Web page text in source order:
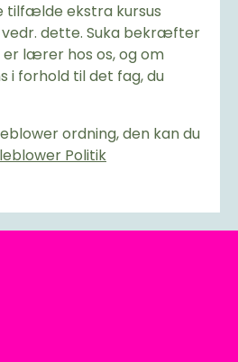
tilfælde ekstra kursus
vedr. dette. Suka bekræfter
er lærer hos os, og om
i forhold til det fag, du
ordning, den kan du
Politik